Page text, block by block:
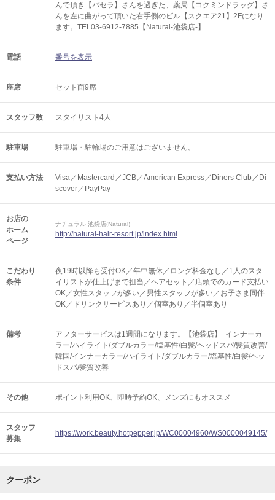
んで頂き【パセラ】さんを過ぎた、薬局【コクミンドラッグ】さ
んを左に曲がって頂いた右手側のビル【スクエア21】2Fになり
ます。TEL03-6912-7885【Natural-池袋店-】
電話 番号を表示
座席 セット面9席
スタッフ数 スタイリスト4人
駐車場 駐車場・駐輪場のご用意はございません。
支払い方法
Visa／Mastercard／JCB／American Express／Diners Club／Di
scover／PayPay
お店の
ホーム
ページ
ナチュラル 池袋店(Natural)
http://natural-hair-resort.jp/index.html
こだわり
条件
夜19時以降も受付OK／年中無休／ロング料金なし／1人のスタ
イリストが仕上げまで担当／ヘアセット／店頭でのカード支払い
OK／女性スタッフが多い／男性スタッフが多い／お子さま同伴
OK／ドリンクサービスあり／個室あり／半個室あり
備考
アフターサービスは1週間になります。【池袋店】 インナーカ
ラー/ハイライト/ダブルカラー/塩基性/白髪/ヘッドスパ/髪質改善/
韓国/インナーカラー/ハイライト/ダブルカラー/塩基性/白髪/ヘッ
ドスパ/髪質改善
その他 ポイント利用OK 即時予約OK メンズにもオススメ
スタッフ
募集
https://work.beauty.hotpepper.jp/WC00004960/WS0000049145/
クーポン